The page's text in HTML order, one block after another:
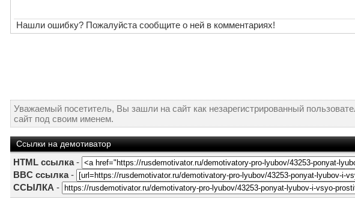
Нашли ошибку? Пожалуйста сообщите о ней в комментариях!
Уважаемый посетитель, Вы зашли на сайт как незарегистрированный
сайт под своим именем.
Ссылки на демотиватор
HTML ссылка-
BBC ссылка-
ССЫЛКА -